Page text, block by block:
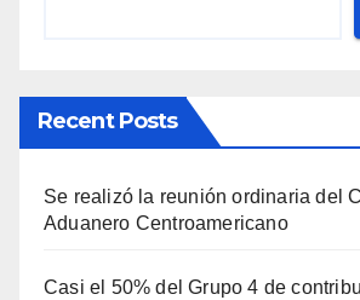
Recent Posts
Se realizó la reunión ordinaria del
Aduanero Centroamericano
Casi el 50% del Grupo 4 de